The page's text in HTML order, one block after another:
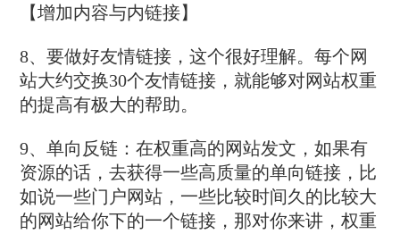
【增加内容与内链接】
8、要做好友情链接，这个很好理解。每个网
站大约交换30个友情链接，就能够对网站权重
的提高有极大的帮助。
9、单向反链：在权重高的网站发文，如果有
资源的话，去获得一些高质量的单向链接，比
如说一些门户网站，一些比较时间久的比较大
的网站给你下的一个链接，那对你来讲，权重